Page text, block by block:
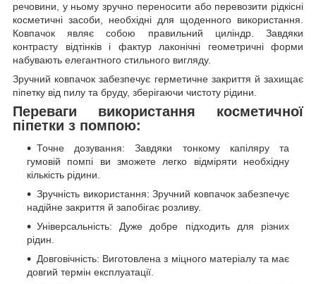
речовини, у ньому зручно переносити або перевозити рідкісні
косметичні засоби, необхідні для щоденного використання.
Ковпачок являє собою правильний циліндр. Завдяки
контрасту відтінків і фактур лаконічні геометричні форми
набувають елегантного стильного вигляду.
Зручний ковпачок забезпечує герметичне закриття й захищає
піпетку від пилу та бруду, зберігаючи чистоту рідини.
Переваги використання косметичної
піпетки з помпою:
Точне дозування: Завдяки тонкому капіляру та
гумовій помпі ви зможете легко відміряти необхідну
кількість рідини.
Зручність використання: Зручний ковпачок забезпечує
надійне закриття й запобігає розливу.
Універсальність: Дуже добре підходить для різних
рідин.
Довговічність: Виготовлена з міцного матеріалу та має
довгий термін експлуатації.